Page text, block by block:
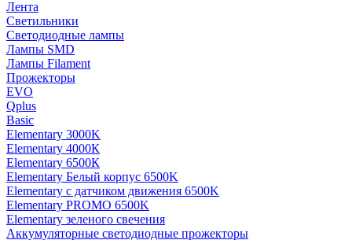
Лента
Светильники
Светодиодные лампы
Лампы SMD
Лампы Filament
Прожекторы
EVO
Qplus
Basic
Elementary 3000K
Elementary 4000К
Elementary 6500К
Elementary Белый корпус 6500K
Elementary с датчиком движения 6500K
Elementary PROMO 6500K
Elementary зеленого свечения
Аккумуляторные светодиодные прожекторы